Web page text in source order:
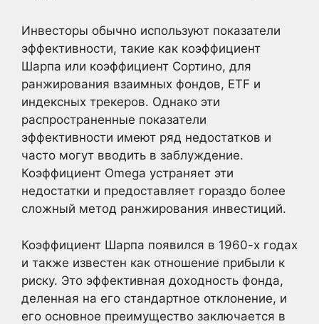
Инвесторы обычно используют показатели
эффективности, такие как коэффициент
Шарпа или коэффициент Сортино, для
ранжирования взаимных фондов, ETF и
индексных трекеров. Однако эти
распространенные показатели
эффективности имеют ряд недостатков и
часто могут вводить в заблуждение.
Коэффициент Omega устраняет эти
недостатки и предоставляет гораздо более
сложный метод ранжирования инвестиций.
Коэффициент Шарпа появился в 1960-х годах
и также известен как отношение прибыли к
риску. Это эффективная доходность фонда,
деленная на его стандартное отклонение, и
его основное преимущество заключается в